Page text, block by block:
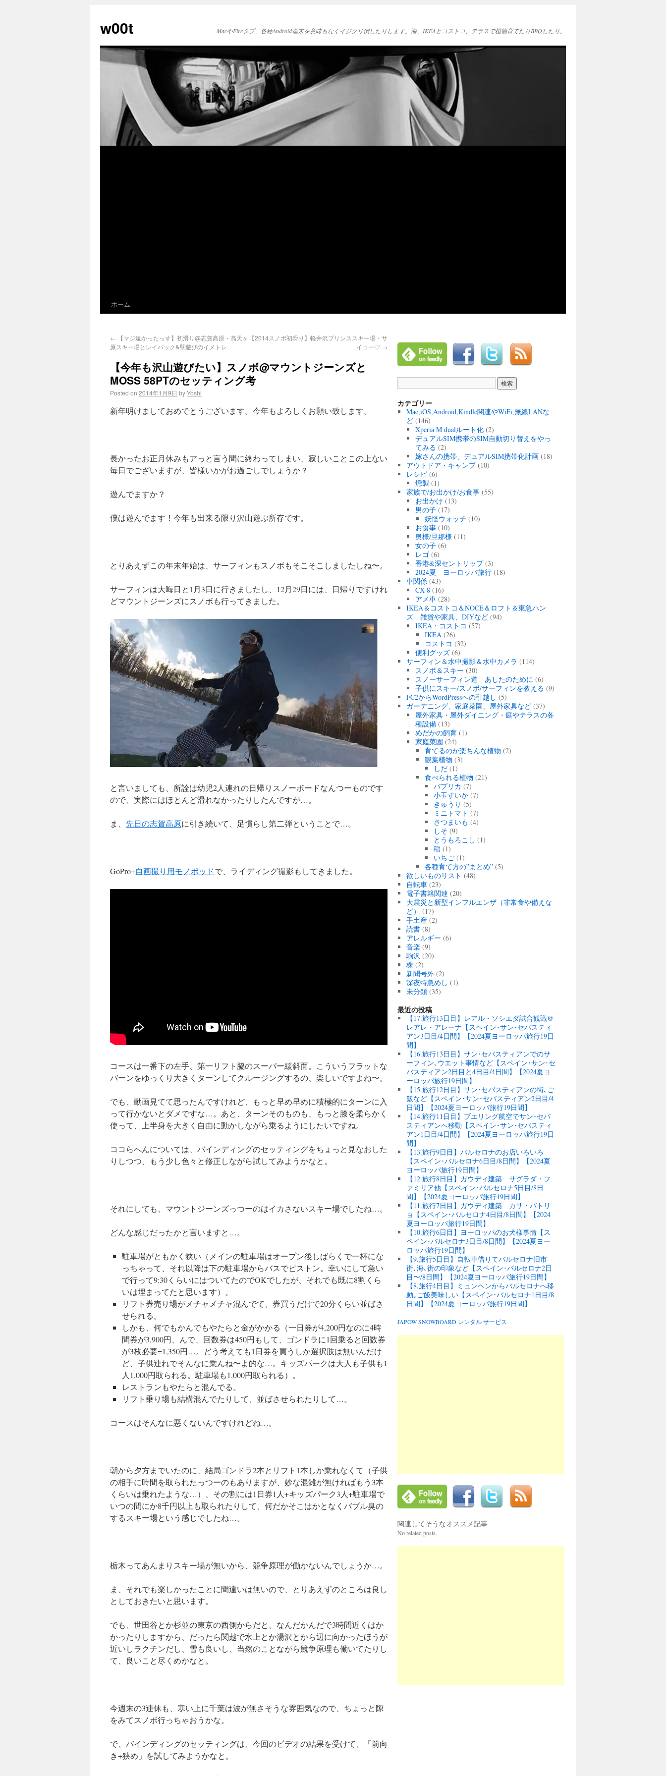
w00t MacやFireタブ、各種Android端末を意味もなくイジクリ倒したりします。海、IKEAとコストコ、テラスで植物育てたりBBQしたり。
ホーム
← 【マジ遠かったっす】初滑り@志賀高原・高天ヶ
原スキー場とレイバック&壁遊びのイメトレ
【2014スノボ初滑り】軽井沢プリンススキー場・サ
イコー♡ →
【今年も沢山遊びたい】スノボ@マウントジーンズと
MOSS 58PTのセッティング考
Posted on 2014年1月9日 byYoshi
新年明けましておめでとうございます。今年もよろしくお願い致します。
長かったお正月休みもアっと言う間に終わってしまい、寂しいことこの上ない
毎日でございますが、皆様いかがお過ごしでしょうか？
遊んでますか？
僕は遊んでます！今年も出来る限り沢山遊ぶ所存です。
とりあえずこの年末年始は、サーフィンもスノボもそこそこしましたしね〜。
サーフィンは大晦日と1月3日に行きましたし、12月29日には、日帰りですけれ
どマウントジーンズにスノボも行ってきました。
と言いましても、所詮は幼児2人連れの日帰りスノーボードなんつーものです
ので、実際にはほとんど滑れなかったりしたんですが…。
ま、 先日の志賀高原に引き続いて、足慣らし第二弾ということで…。
GoPro+自画撮り用モノポッドで、ライディング撮影もしてきました。
コースは一番下の左手、第一リフト脇のスーパー緩斜面。こういうフラットな
バーンをゆっくり大きくターンしてクルージングするの、楽しいですよね〜。
でも、動画見てて思ったんですけれど、もっと早め早めに積極的にターンに入
って行かないとダメですな…。あと、ターンそのものも、もっと膝を柔らかく
使って、上半身を大きく自由に動かしながら乗るようにしたいですね。
ココらへんについては、バインディングのセッティングをちょっと見なおした
りしつつ、もう少し色々と修正しながら試してみようかなと。
それにしても、マウントジーンズっつーのはイカさないスキー場でしたね…。
どんな感じだったかと言いますと…。
駐車場がともかく狭い（メインの駐車場はオープン後しばらくで一杯にな
っちゃって、それ以降は下の駐車場からバスでピストン。幸いにして急い
で行って9:30くらいにはついてたのでOKでしたが、それでも既に8割くら
いは埋まってたと思います）。
リフト券売り場がメチャメチャ混んでて、券買うだけで20分くらい並ばさ
せられる。
しかも、何でもかんでもやたらと金がかかる（一日券が4,200円なのに4時
間券が3,900円、んで、回数券は450円もして、ゴンドラに1回乗ると回数券
が3枚必要=1,350円…。どう考えても1日券を買うしか選択肢は無いんだけ
ど、子供連れでそんなに乗んね〜よ的な…。キッズパークは大人も子供も1
人1,000円取られる。駐車場も1,000円取られる）。
レストランもやたらと混んでる。
リフト乗り場も結構混んでたりして、並ばさせられたりして…。
コースはそんなに悪くないんですけれどね…。
朝から夕方までいたのに、結局ゴンドラ2本とリフト1本しか乗れなくて（子供
の相手に時間を取られたっつーのもありますが、妙な混雑が無ければもう3本
くらいは乗れたような…）、その割には1日券1人+キッズパーク3人+駐車場で
いつの間にか8千円以上も取られたりして、何だかそこはかとなくバブル臭の
するスキー場という感じでしたね…。
栃木ってあんまりスキー場が無いから、競争原理が働かないんでしょうか…。
ま、それでも楽しかったことに間違いは無いので、とりあえずのところは良し
としておきたいと思います。
でも、世田谷とか杉並の東京の西側からだと、なんだかんだで3時間近くはか
かったりしますから、だったら関越で水上とか湯沢とから辺に向かったほうが
近いしラクチンだし、雪も良いし、当然のことながら競争原理も働いてたりし
て、良いこと尽くめかなと。
今週末の3連休も、寒い上に千葉は波が無さそうな雰囲気なので、ちょっと隙
をみてスノボ行っちゃおうかな。
で、バインディングのセッティングは、今回のビデオの結果を受けて、「前向
き+狭め」を試してみようかなと。
カテゴリー
Mac,iOS,Android,Kindle関連やWiFi,無線LANな
ど (146)
Xperia M dualルート化 (2)
デュアルSIM携帯のSIM自動切り替えをやっ
てみる (2)
嫁さんの携帯、デュアルSIM携帯化計画 (18)
アウトドア・キャンプ(10)
レシピ (6)
燻製 (1)
家族で/お出かけ/お食事 (55)
お出かけ (13)
男の子 (17)
妖怪ウォッチ (10)
お食事 (10)
奥様/旦那様 (11)
女の子 (6)
レゴ (6)
香港&深セントリップ(3)
2024夏 ヨーロッパ旅行 (18)
車関係 (43)
CX-8 (16)
アメ車 (28)
IKEA＆コストコ＆NOCE＆ロフト＆東急ハン
ズ 雑貨や家具、DIYなど (94)
IKEA・コストコ (57)
IKEA(26)
コストコ (32)
便利グッズ (6)
サーフィン＆水中撮影＆水中カメラ (114)
スノボ＆スキー (30)
スノーサーフィン道 あしたのために (6)
子供にスキー/スノボ/サーフィンを教える (9)
FC2からWordPressへの引越し (5)
ガーデニング、家庭菜園、屋外家具など (37)
屋外家具・屋外ダイニング・庭やテラスの各
種設備 (13)
めだかの飼育 (1)
家庭菜園 (24)
育てるのが楽ちんな植物 (2)
観葉植物 (3)
しだ(1)
食べられる植物 (21)
パプリカ (7)
小玉すいか(7)
きゅうり (5)
ミニトマト (7)
さつまいも (4)
しそ (9)
とうもろこし (1)
稲(1)
いちご(1)
各種育て方の”まとめ”(5)
欲しいものリスト (48)
自転車 (23)
電子書籍関連 (20)
大震災と新型インフルエンザ（非常食や備えな
ど）
(17)
手土産 (2)
読書 (8)
アレルギー (6)
音楽 (9)
駒沢 (20)
株 (2)
新聞号外 (2)
深夜特急めし (1)
未分類 (35)
最近の投稿
【17.旅行13日目】レアル・ソシエダ試合観戦@
レアレ・アレーナ【スペイン･サン･セバスティ
アン3日目/4日間】【2024夏ヨーロッパ旅行19日
間】
【16.旅行13日目】サン･セバスティアンでのサ
ーフィン､ウエット事情など【スペイン･サン･セ
バスティアン2日目と4日目/4日間】【2024夏ヨ
ーロッパ旅行19日間】
【15.旅行12日目】サン･セバスティアンの街､ご
飯など【スペイン･サン･セバスティアン2日目/4
日間】【2024夏ヨーロッパ旅行19日間】
【14.旅行11日目】ブエリング航空でサン･セバ
スティアンへ移動【スペイン･サン･セバスティ
アン1日目/4日間】【2024夏ヨーロッパ旅行19日
間】
【13.旅行9日目】バルセロナのお店いろいろ
【スペイン･バルセロナ6日目/8日間】【2024夏
ヨーロッパ旅行19日間】
【12.旅行8日目】ガウディ建築 サグラダ・フ
ァミリア他【スペイン･バルセロナ5日目/8日
間】【2024夏ヨーロッパ旅行19日間】
【11.旅行7日目】ガウディ建築 カサ・バトリ
ョ【スペイン･バルセロナ4日目/8日間】【2024
夏ヨーロッパ旅行19日間】
【10.旅行6日目】ヨーロッパのお犬様事情【ス
ペイン･バルセロナ3日目/8日間】【2024夏ヨー
ロッパ旅行19日間】
【9.旅行5日目】自転車借りてバルセロナ旧市
街､海､街の印象など【スペイン･バルセロナ2日
目〜/8日間】【2024夏ヨーロッパ旅行19日間】
【8.旅行4日目】ミュンヘンからバルセロナへ移
動｡ご飯美味しい【スペイン･バルセロナ1日目/8
日間】【2024夏ヨーロッパ旅行19日間】
JAPOW SNOWBOARD レンタル サービス
関連してそうなオススメ記事
No related posts.